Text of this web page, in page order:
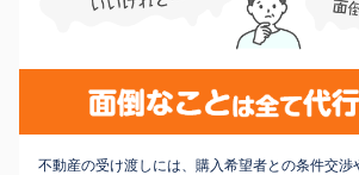
不動産の受け渡しには、購入希望者との条件交渉